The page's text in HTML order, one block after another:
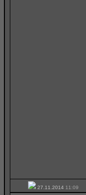
27.11.2014 11:09